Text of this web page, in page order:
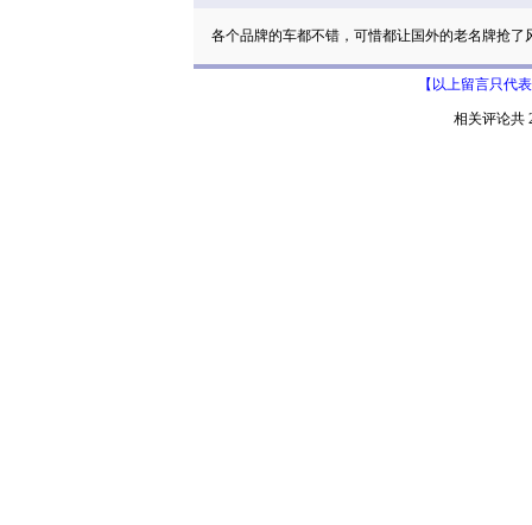
各个品牌的车都不错，可惜都让国外的老名牌抢
【以上留言只代
相关评论共